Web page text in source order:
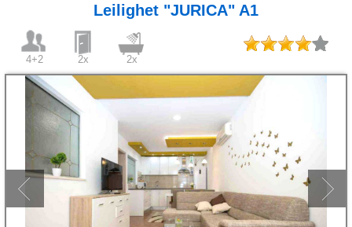
Leilighet "JURICA" A1
4+2 2x 2x